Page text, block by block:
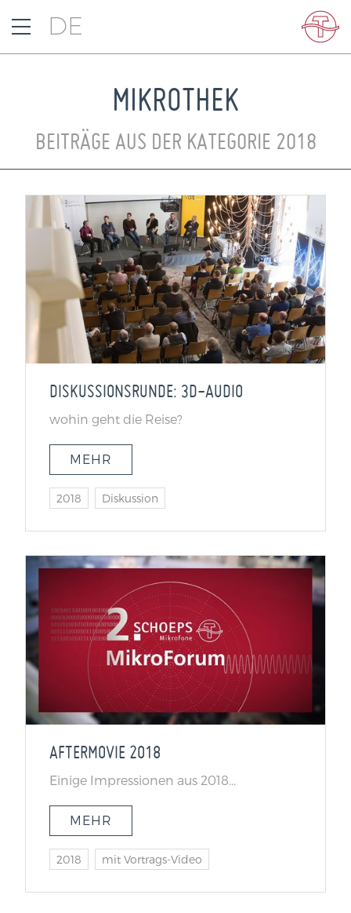
DE
MIKROTHEK
BEITRÄGE AUS DER KATEGORIE 2018
DISKUSSIONSRUNDE: 3D-AUDIO
wohin geht die Reise?
MEHR
2018 Diskussion
AFTERMOVIE 2018
Einige Impressionen aus 2018...
MEHR
2018 mit Vortrags-Video